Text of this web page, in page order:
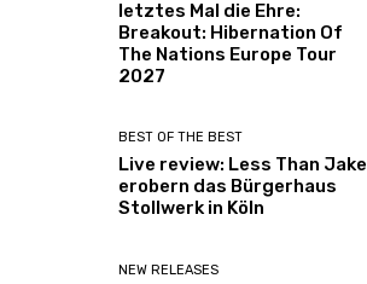
letztes Mal die Ehre:
Breakout: Hibernation Of
The Nations Europe Tour
2027
BEST OF THE BEST
Live review: Less Than Jake
erobern das Bürgerhaus
Stollwerk in Köln
NEW RELEASES